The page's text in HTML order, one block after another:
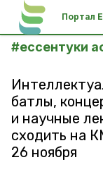
Портал
#ессентуки
батлы,
и научные
сходить на
26 ноября